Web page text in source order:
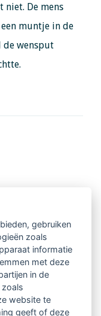
niet. De mens
muntje in de
de wensput
gebruiken
zoals
informatie
met deze
in de
website te
geeft of deze